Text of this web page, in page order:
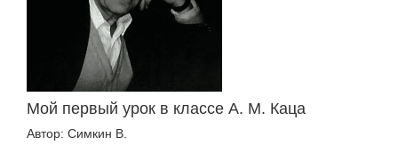
Мой первый урок в классе А. М. Каца
Автор: Симкин В.